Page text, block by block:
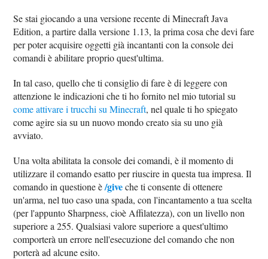
Se stai giocando a una versione recente di Minecraft Java
Edition, a partire dalla versione 1.13, la prima cosa che devi fare
per poter acquisire oggetti già incantanti con la console dei
comandi è abilitare proprio quest'ultima.
In tal caso, quello che ti consiglio di fare è di leggere con
attenzione le indicazioni che ti ho fornito nel mio tutorial su
come attivare i trucchi su Minecraft, nel quale ti ho spiegato
come agire sia su un nuovo mondo creato sia su uno già
avviato.
Una volta abilitata la console dei comandi, è il momento di
utilizzare il comando esatto per riuscire in questa tua impresa. Il
comando in questione è/giveche ti consente di ottenere
un'arma, nel tuo caso una spada, con l'incantamento a tua scelta
(per l'appunto Sharpness, cioè Affilatezza), con un livello non
superiore a 255. Qualsiasi valore superiore a quest'ultimo
comporterà un errore nell'esecuzione del comando che non
porterà ad alcune esito.